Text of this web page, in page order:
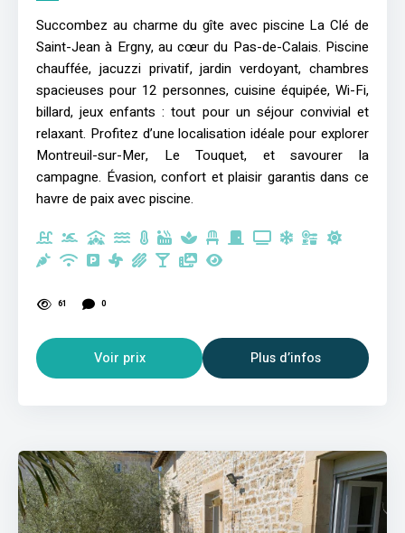
Succombez au charme du gîte avec piscine La Clé de
Saint-Jean à Ergny, au cœur du Pas-de-Calais. Piscine
chauffée, jacuzzi privatif, jardin verdoyant, chambres
spacieuses pour 12 personnes, cuisine équipée, Wi-Fi,
billard, jeux enfants : tout pour un séjour convivial et
relaxant. Profitez d’une localisation idéale pour explorer
Montreuil-sur-Mer, Le Touquet, et savourer la
campagne. Évasion, confort et plaisir garantis dans ce
havre de paix avec piscine.
61 0
Voir prix Plus d’infos